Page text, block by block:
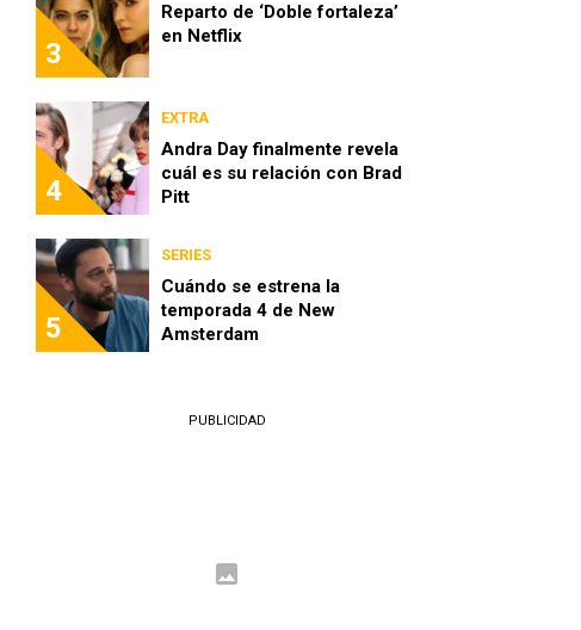
3
Reparto de ‘Doble fortaleza’
en Netflix
4
EXTRA
Andra Day finalmente revela
cuál es su relación con Brad
Pitt
5
SERIES
Cuándo se estrena la
temporada 4 de New
Amsterdam
PUBLICIDAD